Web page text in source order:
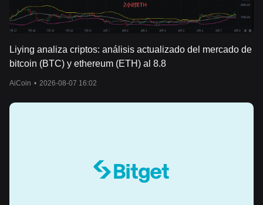
Liying analiza criptos: análisis actualizado del mercado de
bitcoin (BTC) y ethereum (ETH) al 8.8
AiCoin • 2026-08-07 16:02